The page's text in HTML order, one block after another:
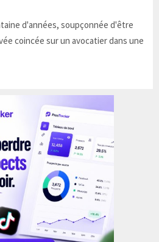
d'années, soupçonnée d'être
coincée sur un avocatier dans une